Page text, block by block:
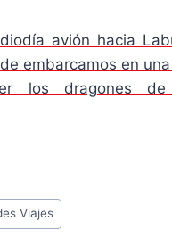
avión hacia
embarcamos en
los dragones de
Viajes